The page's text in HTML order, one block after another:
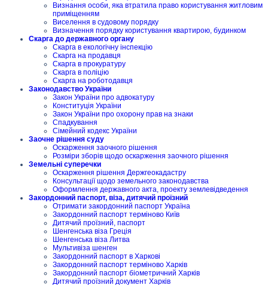
Визнання особи, яка втратила право користування житловим
приміщенням
Виселення в судовому порядку
Визначення порядку користування квартирою, будинком
Скарга до державного органу
Скарга в екологічну інспекцію
Скарга на продавця
Скарга в прокуратуру
Скарга в поліцію
Скарга на роботодавця
Законодавство України
Закон України про адвокатуру
Конституція України
Закон України про охорону прав на знаки
Спадкування
Сімейний кодекс України
Заочне рішення суду
Оскарження заочного рішення
Розміри зборів щодо оскарження заочного рішення
Земельні суперечки
Оскарження рішення Держгеокадастру
Консультації щодо земельного законодавства
Оформлення державного акта, проекту землевідведення
Закордонний паспорт, віза, дитячий проїзний
Отримати закордонний паспорт Україна
Закордонний паспорт терміново Київ
Дитячий проїзний, паспорт
Шенгенська віза Греція
Шенгенська віза Литва
Мультивіза шенген
Закордонний паспорт в Харкові
Закордонний паспорт терміново Харків
Закордонний паспорт біометричний Харків
Дитячий проїзний документ Харків